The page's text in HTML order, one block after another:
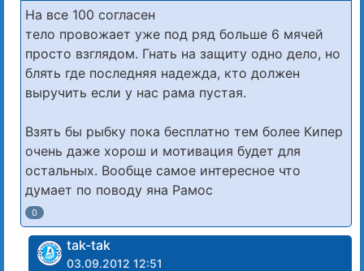
На все 100 согласен
тело провожает уже под ряд больше 6 мячей
просто взглядом. Гнать на защиту одно дело, но
блять где последняя надежда, кто должен
выручить если у нас рама пустая.
Взять бы рыбку пока бесплатно тем более Кипер
очень даже хорош и мотивация будет для
остальных. Вообще самое интересное что
думает по поводу яна Рамос
0
tak-tak
03.09.2012 12:51